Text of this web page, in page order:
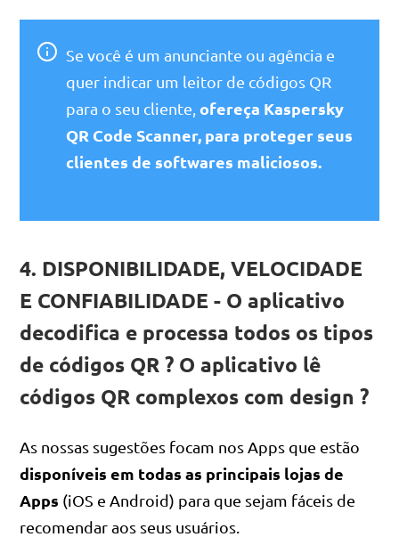
Se você é um anunciante ou agência e
quer indicar um leitor de códigos QR
para o seu cliente,ofereça Kaspersky
QR Code Scanner, para proteger seus
clientes de softwares maliciosos.
4. DISPONIBILIDADE, VELOCIDADE
E CONFIABILIDADE - O aplicativo
decodifica e processa todos os tipos
de códigos QR ? O aplicativo lê
códigos QR complexos com design ?
As nossas sugestões focam nos Apps que estão
disponíveis em todas as principais lojas de
Apps (iOS e Android) para que sejam fáceis de
recomendar aos seus usuários.